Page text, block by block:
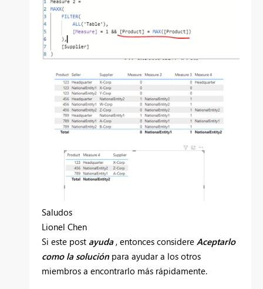
Saludos
Lionel Chen
Si este post ayuda , entonces considere Aceptarlo
como la solución para ayudar a los otros
miembros a encontrarlo más rápidamente.